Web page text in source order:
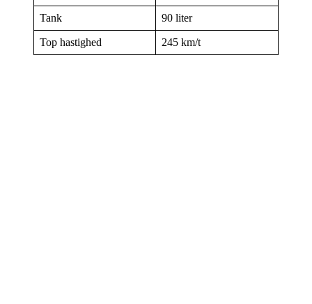
Tank 90 liter
Top hastighed 245 km/t